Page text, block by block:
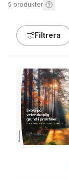
5 produkter
Filtrera